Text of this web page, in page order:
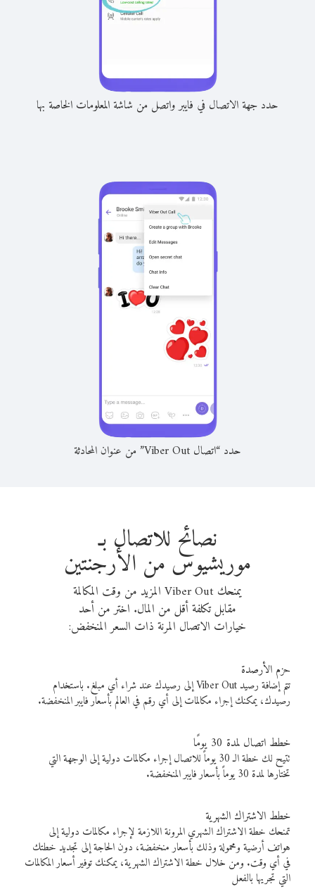
حدد جهة الاتصال في فايبر واتصل من شاشة المعلومات الخاصة بها
حدد “اتصال Viber Out” من عنوان المحادثة
نصائح للاتصال بـ
موريشيوس من الأرجنتين
يمنحك Viber Out المزيد من وقت المكالمة
مقابل تكلفة أقل من المال. اختر من أحد
خيارات الاتصال المرنة ذات السعر المنخفض:
حزم الأرصدة
تتم إضافة رصيد Viber Out إلى رصيدك عند شراء أي مبلغ. باستخدام
رصيدك، يمكنك إجراء مكالمات إلى أي رقم في العالم بأسعار فايبر المنخفضة.
خطط اتصال لمدة 30 يومًا
تتيح لك خطة الـ 30 يوماً للاتصال إجراء مكالمات دولية إلى الوجهة التي
تختارها لمدة 30 يوماً بأسعار فايبر المنخفضة.
خطط الاشتراك الشهرية
تمنحك خطة الاشتراك الشهري المرونة اللازمة لإجراء مكالمات دولية إلى
هواتف أرضية ومحمولة وذلك بأسعار منخفضة، دون الحاجة إلى تجديد خطتك
في أي وقت. ومن خلال خطة الاشتراك الشهرية، يمكنك توفير أسعار المكالمات
التي تجريها بالفعل